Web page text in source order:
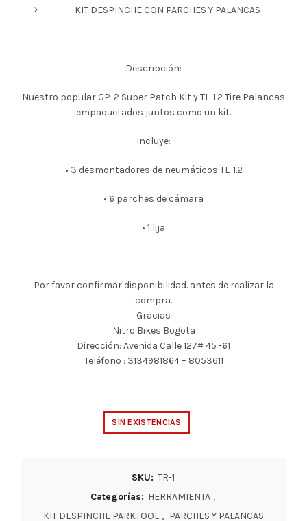
KIT DESPINCHE CON PARCHES Y PALANCAS
Descripción:
Nuestro popular GP-2 Super Patch Kit y TL-1.2 Tire Palancas
empaquetados juntos como un kit.
Incluye:
• 3 desmontadores de neumáticos TL-1.2
• 6 parches de cámara
• 1 lija
Por favor confirmar disponibilidad. antes de realizar la
compra.
Gracias
Nitro Bikes Bogota
Dirección: Avenida Calle 127# 45 -61
Teléfono : 3134981864 – 8053611
SIN EXISTENCIAS
SKU: TR-1
Categorías: HERRAMIENTA ,
KIT DESPINCHE PARKTOOL , PARCHES Y PALANCAS